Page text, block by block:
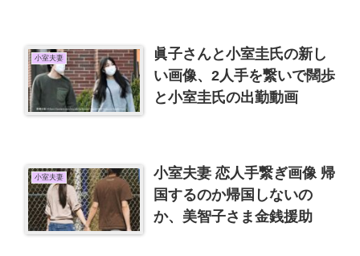
小室夫妻
眞子さんと小室圭氏の新し
い画像、2人手を繋いで闊歩
と小室圭氏の出勤動画
小室夫妻
小室夫妻 恋人手繋ぎ画像 帰
国するのか帰国しないの
か、美智子さま金銭援助